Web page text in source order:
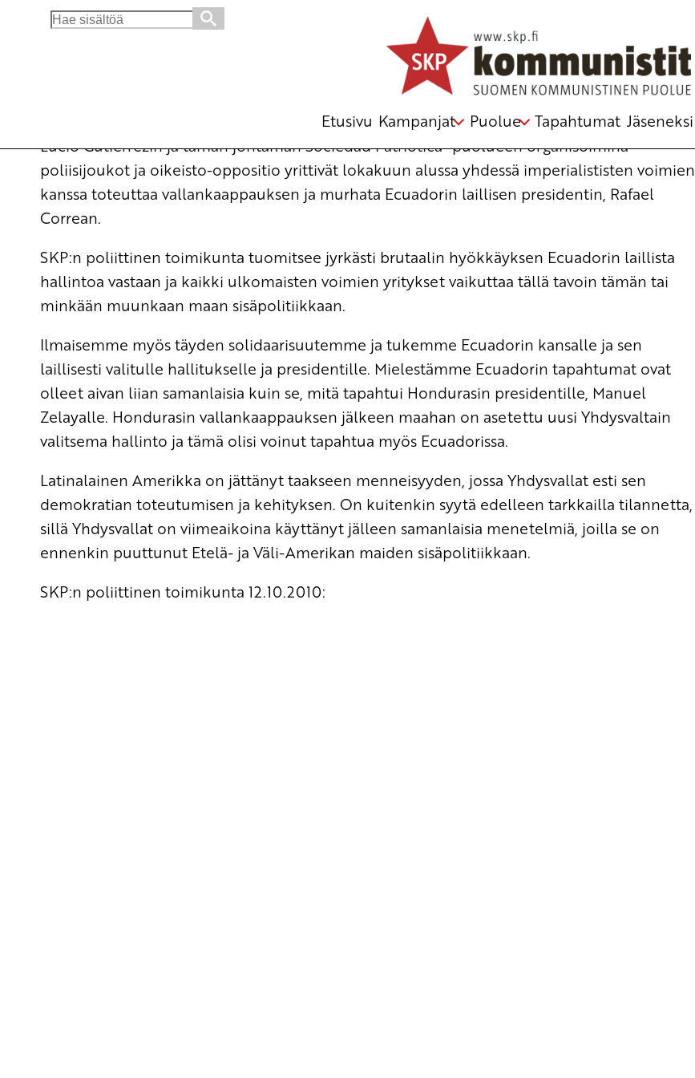
Search
Etusivu Kampanjat Puolue Tapahtumat Jäseneksi
Lucio Gutiérrezin ja tämän johtaman Sociedad Patriotica -puolueen organisoimina
poliisijoukot ja oikeisto-oppositio yrittivät lokakuun alussa yhdessä imperialististen voimien
kanssa toteuttaa vallankaappauksen ja murhata Ecuadorin laillisen presidentin, Rafael
Correan.
SKP:n poliittinen toimikunta tuomitsee jyrkästi brutaalin hyökkäyksen Ecuadorin laillista
hallintoa vastaan ja kaikki ulkomaisten voimien yritykset vaikuttaa tällä tavoin tämän tai
minkään muunkaan maan sisäpolitiikkaan.
Ilmaisemme myös täyden solidaarisuutemme ja tukemme Ecuadorin kansalle ja sen
laillisesti valitulle hallitukselle ja presidentille. Mielestämme Ecuadorin tapahtumat ovat
olleet aivan liian samanlaisia kuin se, mitä tapahtui Hondurasin presidentille, Manuel
Zelayalle. Hondurasin vallankaappauksen jälkeen maahan on asetettu uusi Yhdysvaltain
valitsema hallinto ja tämä olisi voinut tapahtua myös Ecuadorissa.
Latinalainen Amerikka on jättänyt taakseen menneisyyden, jossa Yhdysvallat esti sen
demokratian toteutumisen ja kehityksen. On kuitenkin syytä edelleen tarkkailla tilannetta,
sillä Yhdysvallat on viimeaikoina käyttänyt jälleen samanlaisia menetelmiä, joilla se on
ennenkin puuttunut Etelä- ja Väli-Amerikan maiden sisäpolitiikkaan.
SKP:n poliittinen toimikunta 12.10.2010: